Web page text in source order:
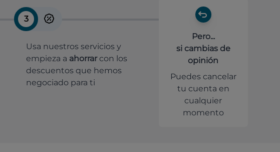
3
Usa nuestros servicios y
empieza a ahorrar con los
descuentos que hemos
negociado para ti
Pero...
si cambias de
opinión
Puedes cancelar
tu cuenta en
cualquier
momento